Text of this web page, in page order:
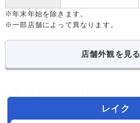
※年末年始を除きます。
※一部店舗によって異なります。
店舗外観を見る
レイク